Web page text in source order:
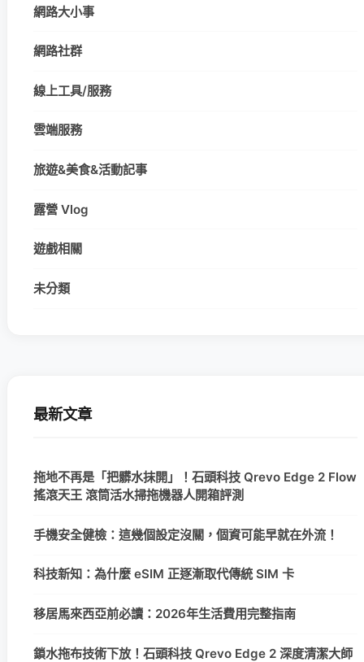
網路大小事
網路社群
線上工具/服務
雲端服務
旅遊&美食&活動記事
露營 Vlog
遊戲相關
未分類
最新文章
拖地不再是「把髒水抹開」！石頭科技 Qrevo Edge 2 Flow
搖滾天王 滾筒活水掃拖機器人開箱評測
手機安全健檢：這幾個設定沒關，個資可能早就在外流！
科技新知：為什麼 eSIM 正逐漸取代傳統 SIM 卡
移居馬來西亞前必讀：2026年生活費用完整指南
鎖水拖布技術下放！石頭科技 Qrevo Edge 2 深度清潔大師